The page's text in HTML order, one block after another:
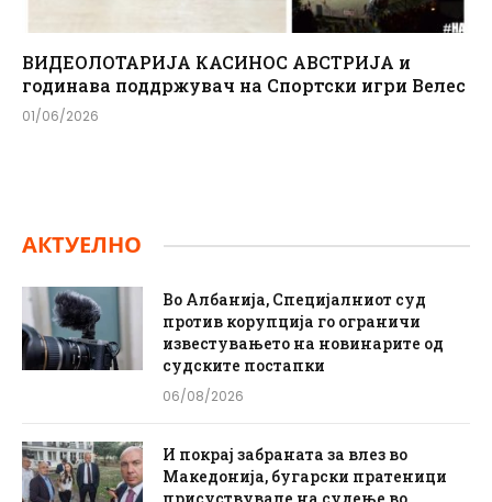
ВИДЕОЛОТАРИЈА КАСИНОС АВСТРИЈА и
годинава поддржувач на Спортски игри Велес
01/06/2026
АКТУЕЛНО
Во Албанија, Специјалниот суд
против корупција го ограничи
известувањето на новинарите од
судските постапки
06/08/2026
И покрај забраната за влез во
Македонија, бугарски пратеници